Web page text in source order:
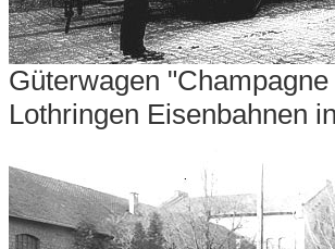
Güterwagen
Lothringen Eisenbahnen